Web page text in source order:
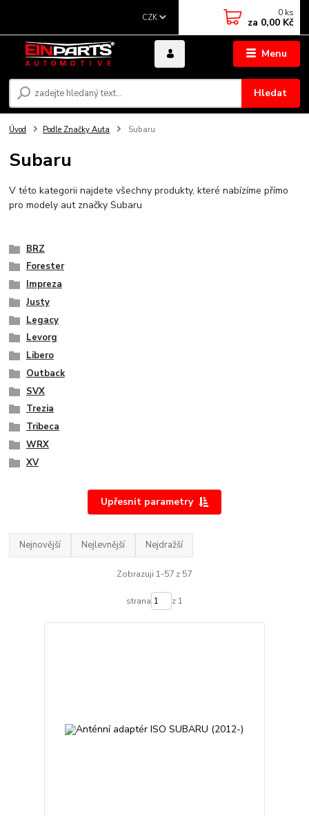
Menu
CZK
Hledat
0 ks
za 0,00 Kč
Úvod Podle Značky Auta Subaru
Subaru
V této kategorii najdete všechny produkty, které nabízíme přímo
pro modely aut značky Subaru
BRZ
Forester
Impreza
Justy
Legacy
Levorg
Libero
Outback
SVX
Trezia
Tribeca
WRX
XV
Upřesnit parametry
Nejnovější Nejlevnější Nejdražší
Zobrazuji 1-57 z 57
strana z 1